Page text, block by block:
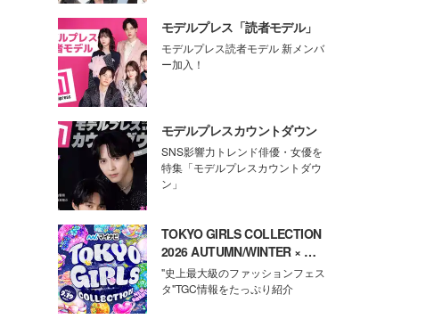
モデルプレス「読者モデル」
モデルプレス読者モデル 新メンバ
ー加入！
モデルプレスカウントダウン
SNS影響力トレンド俳優・女優を
特集「モデルプレスカウントダウ
ン」
TOKYO GIRLS COLLECTION
2026 AUTUMN/WINTER × モ
デルプレス
"史上最大級のファッションフェス
タ"TGC情報をたっぷり紹介